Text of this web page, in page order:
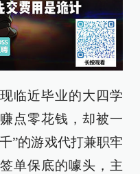
临近毕业的大四学
点零花钱，却被一
”的游戏代打兼职牢
单保底的噱头，主